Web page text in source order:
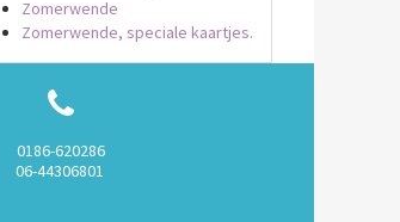
Zomerwende
Zomerwende, speciale kaartjes.
0186-620286
06-44306801